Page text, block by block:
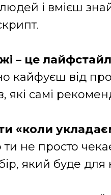
і вмієш
– це
кайфуєш від
які самі
«коли
ти не просто
який буде